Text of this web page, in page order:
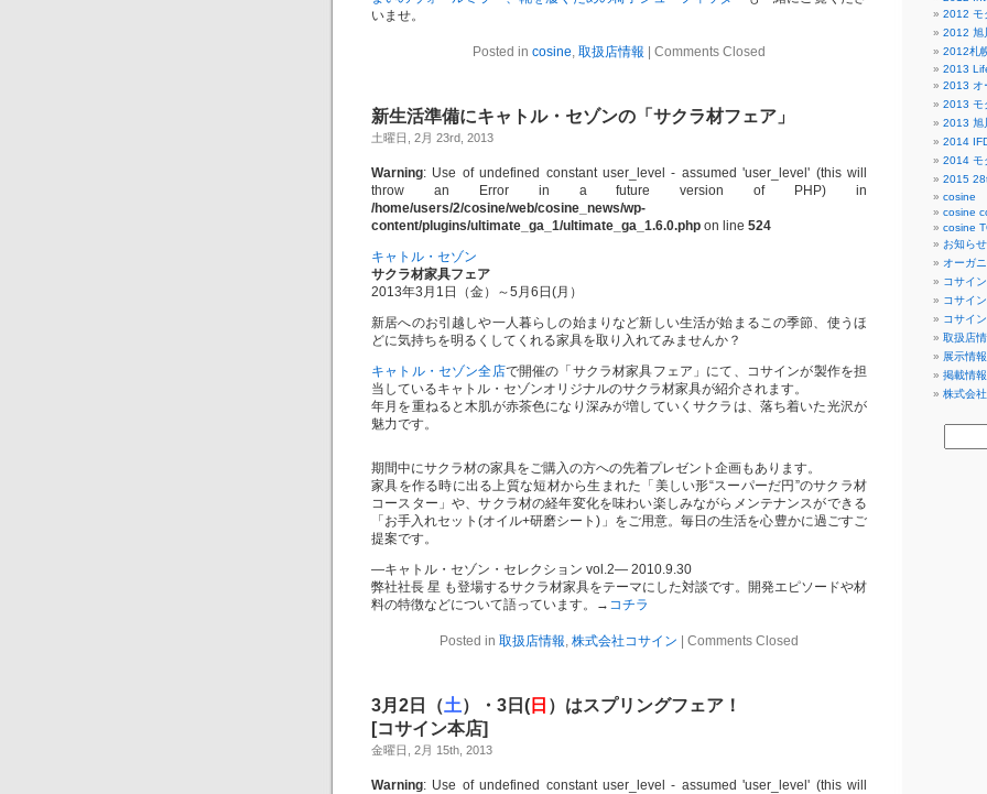
いませ。
Posted in cosine, 取扱店情報 Comments Closed
新生活準備にキャトル・セゾンの「サクラ材フェア」
土曜日, 2月 23rd, 2013
Warning: Use of undefined constant user_level - assumed 'user_level' (this will
throw an Error in a future version of PHP) in
/home/users/2/cosine/web/cosine_news/wp-
content/plugins/ultimate_ga_1/ultimate_ga_1.6.0.php on line 524
キャトル・セゾン
サクラ材家具フェア
2013年3月1日（金）～5月6日(月）
新居へのお引越しや一人暮らしの始まりなど新しい生活が始まるこの季節、使うほ
どに気持ちを明るくしてくれる家具を取り入れてみませんか？
キャトル・セゾン全店で開催の「サクラ材家具フェア」にて、コサインが製作を担
当しているキャトル・セゾンオリジナルのサクラ材家具が紹介されます。
年月を重ねると木肌が赤茶色になり深みが増していくサクラは、落ち着いた光沢が
魅力です。
期間中にサクラ材の家具をご購入の方への先着プレゼント企画もあります。
家具を作る時に出る上質な短材から生まれた「美しい形“スーパーだ円”のサクラ材
コースター」や、サクラ材の経年変化を味わい楽しみながらメンテナンスができる
「お手入れセット(オイル+研磨シート)」をご用意。毎日の生活を心豊かに過ごすご
提案です。
―キャトル・セゾン・セレクション vol.2― 2010.9.30
弊社社長 星 も登場するサクラ材家具をテーマにした対談です。開発エピソードや材
料の特徴などについて語っています。→ コチラ
Posted in 取扱店情報, 株式会社コサイン Comments Closed
3月2日（土）・3日( 日 ）はスプリングフェア！
[コサイン本店]
金曜日, 2月 15th, 2013
Warning: Use of undefined constant user_level - assumed 'user_level' (this will
2012 モ
2012 旭
2012札
2013
2013 オ
2013 モ
2013 旭
2014
2014 モ
2015
cosine
cosine
cosine
お知らせ
オーガ
コサイ
コサイ
コサイ
取扱店
展示情報
掲載情報
株式会